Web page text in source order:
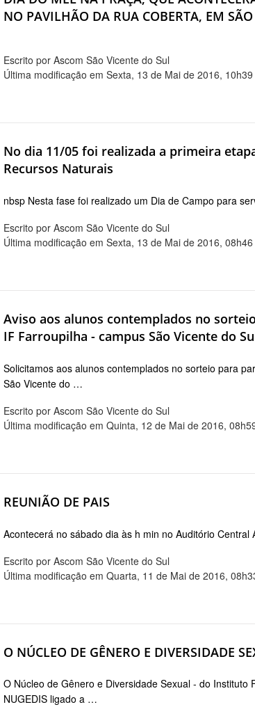
NO PAVILHÃO DA RUA COBERTA, EM
Escrito por Ascom São Vicente do Sul
Última modificação em Sexta, 13 de Mai de 2016, 10h39
No dia 11/05 foi realizada a primeira
Recursos Naturais
nbsp Nesta fase foi realizado um Dia de Campo para
Escrito por Ascom São Vicente do Sul
Última modificação em Sexta, 13 de Mai de 2016, 08h46
Aviso aos alunos contemplados no
IF Farroupilha - campus São Vicente do
Solicitamos aos alunos contemplados no sorteio para
São Vicente do …
Escrito por Ascom São Vicente do Sul
Última modificação em Quinta, 12 de Mai de 2016,
REUNIÃO DE PAIS
Acontecerá no sábado dia às h min no Auditório
Escrito por Ascom São Vicente do Sul
Última modificação em Quarta, 11 de Mai de 2016,
O NÚCLEO DE GÊNERO E DIVERSIDADE
O Núcleo de Gênero e Diversidade Sexual - do
NUGEDIS ligado a …